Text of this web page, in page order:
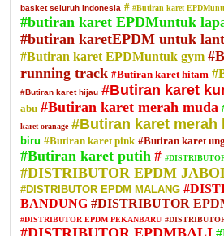
basket seluruh indonesia # #Butiran karet
#butiran karet EPDMuntuk
#butiran karetEPDM untuk
#Butiran karet EPDMuntuk gym
running track #Butiran karet hitam
#Butiran karet hijau #Butiran karet
abu #Butiran karet merah muda
karet oranage #Butiran karet merah
biru #Butiran karet pink #Butiran karet
#Butiran karet putih #
#DISTRIBUTOR EPDM
#DISTRIBUTOR EPDM MALANG
BANDUNG #DISTRIBUTOR
#DISTRIBUTOR EPDM PEKANBARU